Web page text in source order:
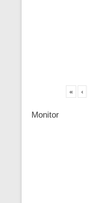
« ‹
Monitor